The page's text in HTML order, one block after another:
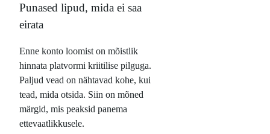
Punased lipud, mida ei saa
eirata
Enne konto loomist on mõistlik
hinnata platvormi kriitilise pilguga.
Paljud vead on nähtavad kohe, kui
tead, mida otsida. Siin on mõned
märgid, mis peaksid panema
ettevaatlikkusele.